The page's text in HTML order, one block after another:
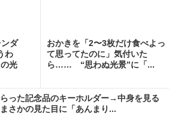
ダ
わ
光
おかきを「2〜3枚だけ食べよっ
て思ってたのに」気付いた
ら…… “思わぬ光景”に「...
った記念品のキーホルダー→中身を見る
かの見た目に「あんまり...